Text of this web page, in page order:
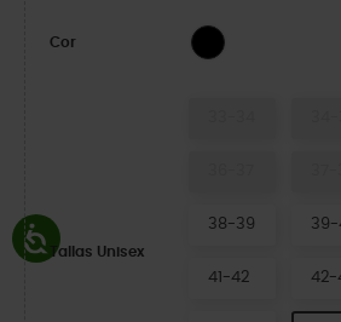
Cor Multi
Tallas Unisex
38-39 39-
41-42 42-